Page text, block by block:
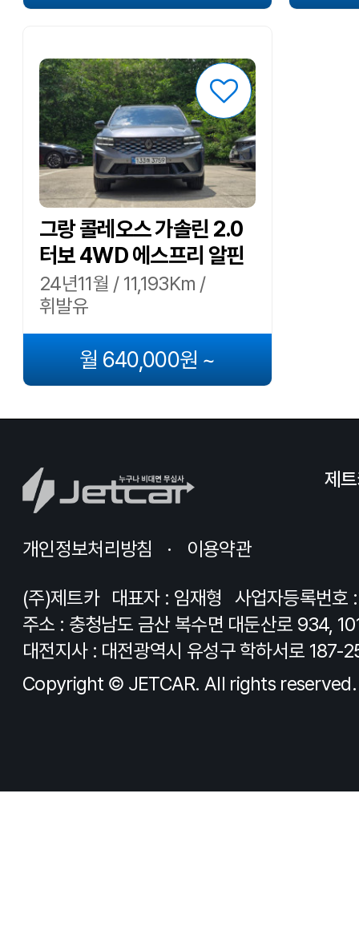
그랑 콜레오스 가솔린 2.0
터보 4WD 에스프리 알핀
24년11월 / 11,193Km /
휘발유
월 640,000원 ~
제
개인정보처리방침 이용약관
(주)제트카 대표자 : 임재형
사업자등록번
주소 : 충청남도 금산 복수면 대둔산로 934,
대전지사 : 대전광역시 유성구 학하서로 187-
Copyright © JETCAR. All rights reserved.